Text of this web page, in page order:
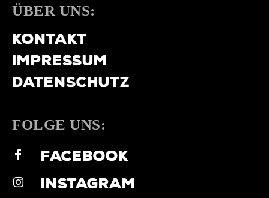
ÜBER UNS:
KONTAKT
IMPRESSUM
DATENSCHUTZ
FOLGE UNS:
FACEBOOK
INSTAGRAM